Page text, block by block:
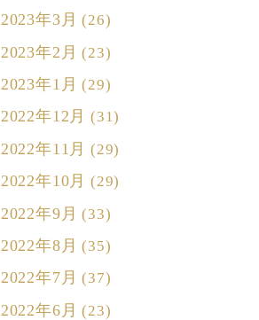
2023年3月 (26)
2023年2月 (23)
2023年1月 (29)
2022年12月 (31)
2022年11月 (29)
2022年10月 (29)
2022年9月 (33)
2022年8月 (35)
2022年7月 (37)
2022年6月 (23)